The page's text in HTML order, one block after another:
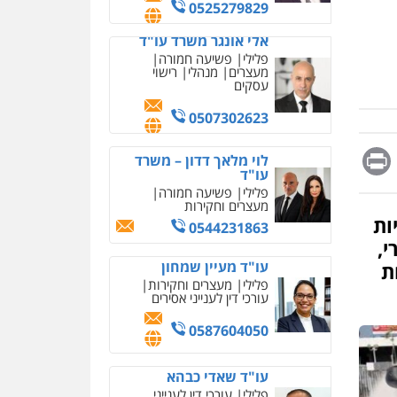
Message
Print
0525279829
אלי אונגר משרד עו"ד
פלילי פשיעה חמורה
מעצרים מנהלי רישוי
עסקים
0507302623
לוי מלאך דדון – משרד
עו"ד
פלילי פשיעה חמורה
מעצרים וחקירות
0544231863
עו"ד מעיין שמחון
פלילי מעצרים וחקירות
עורכי דין לענייני אסירים
0587604050
עו"ד שאדי כבהא
מחיקת כתבות מגוגל
ודחיקת אזכורים שליליים
שירותים מקצועיים לעורכי
דין
0522508109
אחסון אתרים
מהירות הגנה גיבוי
תמיכה שירותים מקצועיים
לעורכי דין
מרכז התחלה חדשה
אסירים עבירות מין
שירותים מקצועיים לעורכי
דין
0544500346
מאיה בלום, עו"ס,
טיפול ושיקום
טיפול בהתמכרויות
שירותים מקצועיים לעורכי
דין